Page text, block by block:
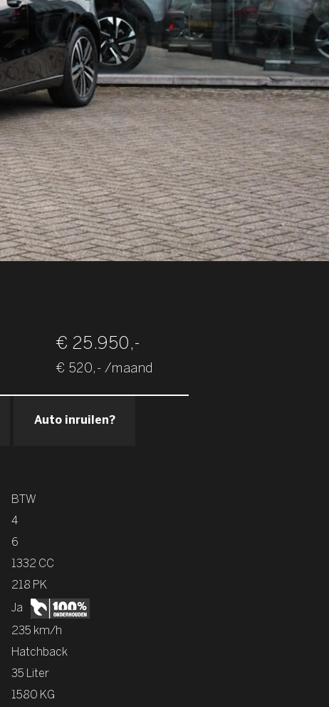
€ 25.950,-
€ 520,- /maand
Auto inruilen?
BTW
4
6
1332 CC
218 PK
Ja
235 km/h
Hatchback
35 Liter
1580 KG